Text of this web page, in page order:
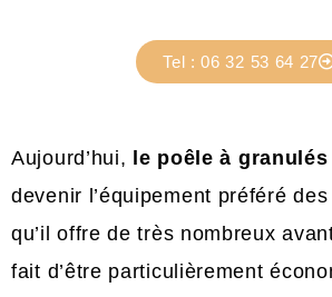
Tel : 06 32 53 64 27
Aujourd’hui, le poêle à granulés
devenir l’équipement préféré
qu’il offre de très nombreux
fait d’être particulièrement